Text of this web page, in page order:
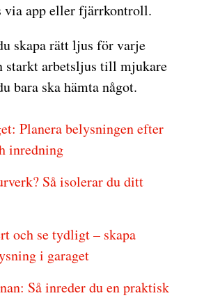
via app eller fjärrkontroll.
skapa rätt ljus för varje
starkt arbetsljus till mjukare
bara ska hämta något.
Planera belysningen efter
inredning
Så isolerar du ditt
och se tydligt – skapa
i garaget
Så inreder du en praktisk